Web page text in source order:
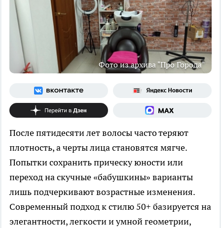
Фото из архива "Про Города"
После пятидесяти лет волосы часто теряют
плотность, а черты лица становятся мягче.
Попытки сохранить прическу юности или
переход на скучные «бабушкины» варианты
лишь подчеркивают возрастные изменения.
Современный подход к стилю 50+ базируется на
элегантности, легкости и умной геометрии,